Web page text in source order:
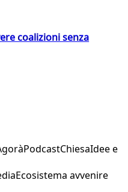
coalizioni senza
PodcastChiesaIdee e
Ecosistema avvenire